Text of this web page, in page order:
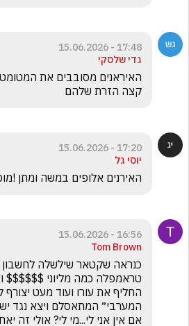
17:48 - 15.06.2026
גדי שלסקי
קצה הזרת שלהם
17:20 - 15.06.2026
יוסי גל
האירנים אלופים במשה ומתן
16:56 - 15.06.2026
Tom Brown